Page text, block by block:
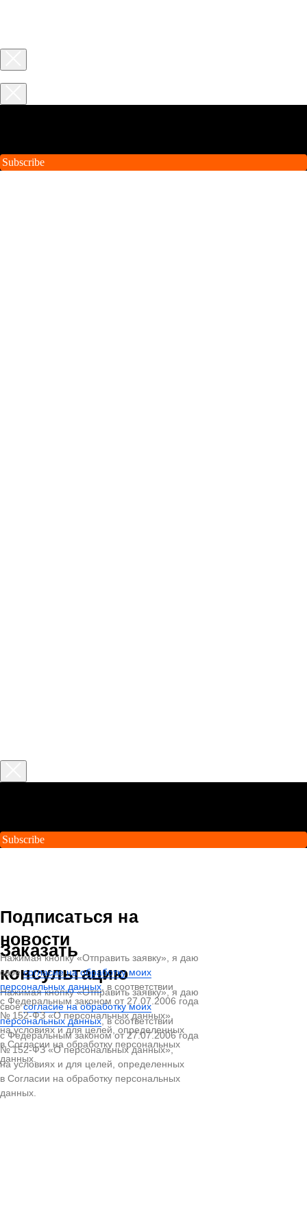
Заказать
консультацию
Нажимая кнопку «Отправить заявку», я даю
своесогласие на обработку моих
персональных данных, в соответствии
с Федеральным законом от 27.07.2006 года
№ 152-ФЗ «О персональных данных»,
на условиях и для целей, определенных
в Согласии на обработку персональных
данных.
Подписаться на
новости
Нажимая кнопку «Отправить заявку», я даю
своесогласие на обработку моих
персональных данных, в соответствии
с Федеральным законом от 27.07.2006 года
№ 152-ФЗ «О персональных данных»,
на условиях и для целей, определенных
в Согласии на обработку персональных
данных.
Subscribe
Subscribe